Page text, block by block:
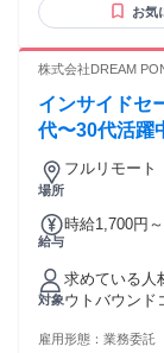
的な実力で
理想の未来へ
お気
株式会社DREAM
インサイドセ
代〜30代活躍
場所
フルリモート
給与
時給1,700円
考慮して決定します。 【月収例】 ■
円×80時間 月額報酬136,000円 + インセンティブ
2,000円×120時間 月額報酬240,000円 + インセ
対象
求めている人
ウトバウンド
売経験 ・無形商材・
雇用形態： 業務委託